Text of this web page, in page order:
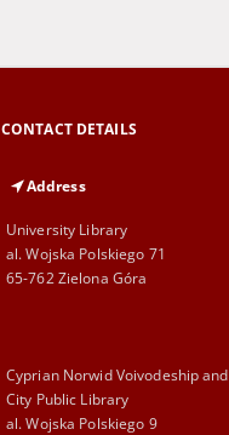
CONTACT DETAILS
Address
University Library
al. Wojska Polskiego 71
65-762 Zielona Góra
Cyprian Norwid Voivodeship and
City Public Library
al. Wojska Polskiego 9